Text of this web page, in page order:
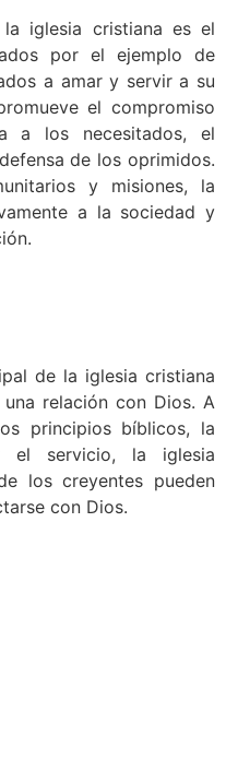
iglesia cristiana es el
por el ejemplo de
a amar y servir a su
el compromiso
a los necesitados, el
de los oprimidos.
y misiones, la
a la sociedad y
de la iglesia cristiana
relación con Dios. A
principios bíblicos, la
el servicio, la iglesia
los creyentes pueden
con Dios.